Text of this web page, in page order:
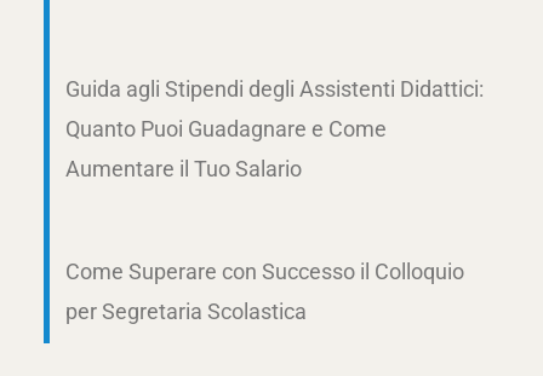
Guida agli Stipendi degli Assistenti Didattici:
Quanto Puoi Guadagnare e Come
Aumentare il Tuo Salario
Come Superare con Successo il Colloquio
per Segretaria Scolastica